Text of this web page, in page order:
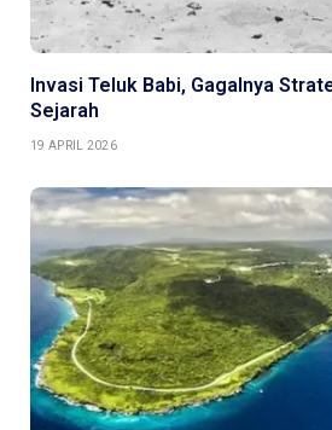
Invasi Teluk Babi, Gagalnya
Sejarah
19 APRIL 2026